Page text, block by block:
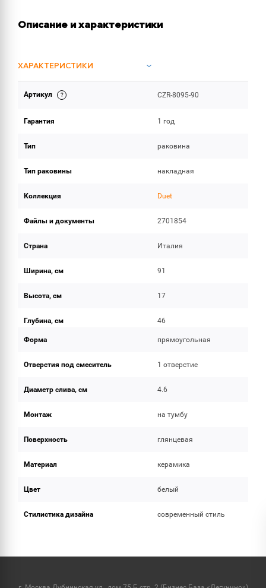
Описание и характеристики
ХАРАКТЕРИСТИКИ
ИНСТРУКЦИИ И ДОКУМЕНТАЦИЯ
Артикул CZR-8095-90
Гарантия 1 год
Тип раковина
Тип раковины накладная
Коллекция Duet
Файлы и документы 2701854
Страна Италия
Ширина, см 91
Высота, см 17
Глубина, см 46
Форма прямоугольная
Отверстия под смеситель 1 отверстие
Диаметр слива, см 4.6
Монтаж на тумбу
Поверхность глянцевая
Материал керамика
Цвет белый
Стилистика дизайна современный стиль